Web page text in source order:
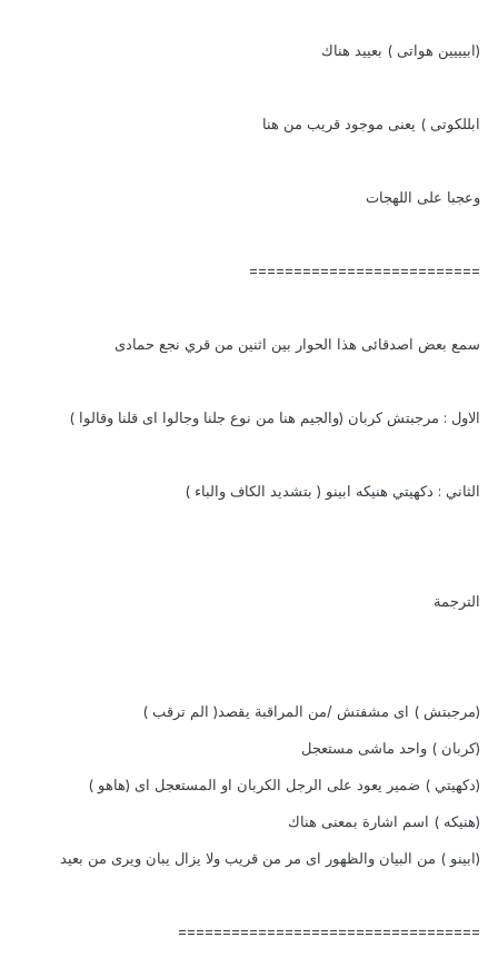
(ابيييين هواتى ) بعييد هناك
ابللكوتى ) يعنى موجود قريب من هنا
وعجبا على اللهجات
==========================
سمع بعض اصدقائى هذا الحوار بين اثنين من قري نجع حمادى
الاول : مرجبتش كربان (والجيم هنا من نوع جلنا وجالوا اى قلنا وقالوا )
الثاني : دكهيتي هنيكه ابينو ( بتشديد الكاف والباء )
الترجمة
(مرجبتش ) اى مشفتش /من المراقبة يقصد( الم ترقب )
(كربان ) واحد ماشى مستعجل
(دكهيتي ) ضمير يعود على الرجل الكربان او المستعجل اى (هاهو )
(هنيكه ) اسم اشارة بمعنى هناك
(ابينو ) من البيان والظهور اى مر من قريب ولا يزال يبان ويرى من بعيد
==================================